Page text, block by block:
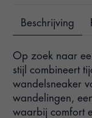
Beschrijving
Op zoek naar
stijl combineert
wandelsneaker
wandelingen,
waarbij comfort